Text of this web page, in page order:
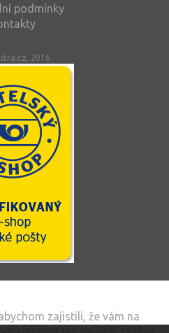
podmínky
2016
zajistili, že vám na